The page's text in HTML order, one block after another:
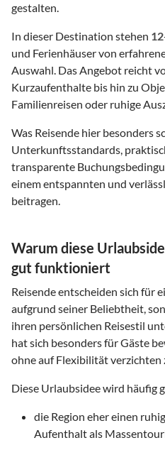
gestalten.
In dieser Destination stehen 12
und Ferienhäuser von
Auswahl. Das Angebot reicht
Kurzaufenthalte bis hin zu
Familienreisen oder ruhige
Was Reisende hier besonders
Unterkunftsstandards,
transparente
einem entspannten und
beitragen.
Warum diese
gut funktioniert
Reisende entscheiden sich für
aufgrund seiner Beliebtheit,
ihren persönlichen Reisestil
hat sich besonders für Gäste
ohne auf Flexibilität verzichten
Diese Urlaubsidee wird häufig
die Region eher einen
Aufenthalt als